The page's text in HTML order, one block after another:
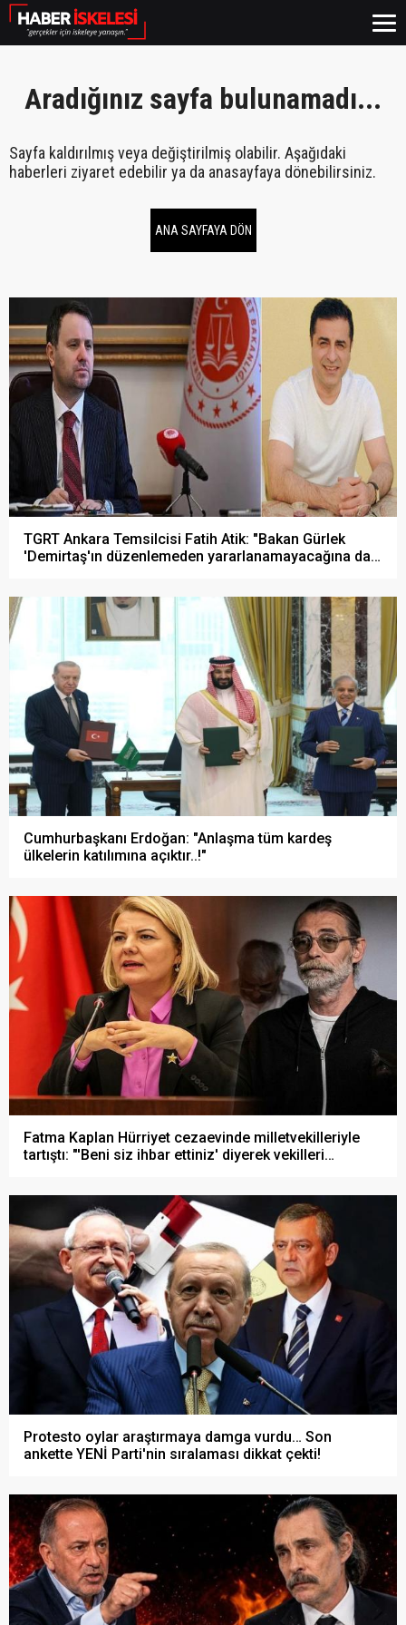
Aradığınız sayfa bulunamadı...
Sayfa kaldırılmış veya değiştirilmiş olabilir. Aşağıdaki
haberleri ziyaret edebilir ya da anasayfaya dönebilirsiniz.
ANA SAYFAYA DÖN
TGRT Ankara Temsilcisi Fatih Atik: "Bakan Gürlek
'Demirtaş'ın düzenlemeden yararlanamayacağına dair
Cumhurbaşkanı Erdoğan: "Anlaşma tüm kardeş
ülkelerin katılımına açıktır..!"
Fatma Kaplan Hürriyet cezaevinde milletvekilleriyle
tartıştı: "'Beni siz ihbar ettiniz' diyerek vekilleri
Protesto oylar araştırmaya damga vurdu… Son
ankette YENİ Parti'nin sıralaması dikkat çekti!